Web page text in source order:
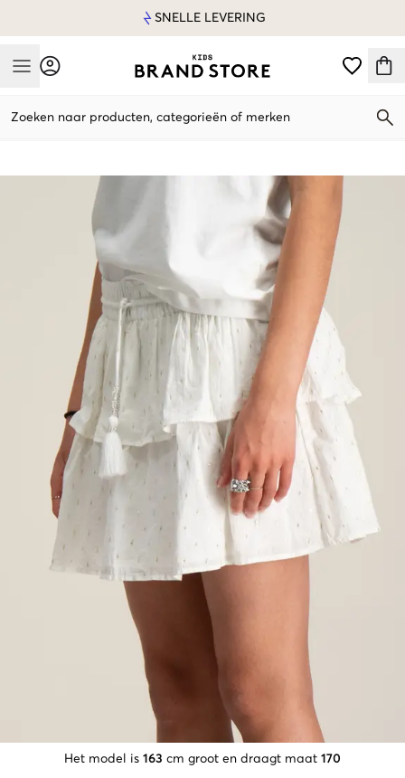
SNELLE LEVERING
Mobile Menu
Zoeken naar producten, categorieën of merken
Het model is 163 cm groot en draagt maat 170